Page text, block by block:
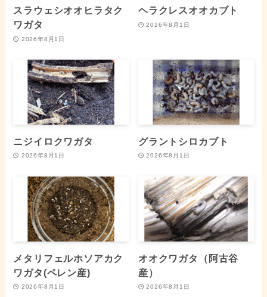
スラウェシオオヒラタク
ワガタ
2026年8月1日
ヘラクレスオオカブト
2026年8月1日
ニジイロクワガタ
2026年8月1日
グラントシロカブト
2026年8月1日
メタリフェルホソアカク
ワガタ(ペレン産)
2026年8月1日
オオクワガタ（阿古谷
産）
2026年8月1日